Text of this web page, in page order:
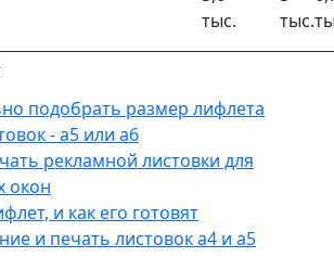
тыс.
тыс.
подобрать размер лифлета
- а5 или а6
рекламной листовки для
окон
и как его готовят
и печать листовок а4 и а5